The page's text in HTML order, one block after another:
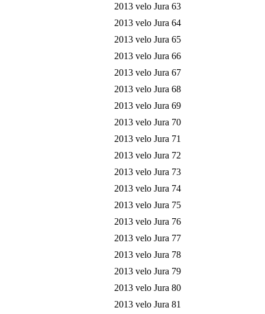
2013 velo Jura 63
2013 velo Jura 64
2013 velo Jura 65
2013 velo Jura 66
2013 velo Jura 67
2013 velo Jura 68
2013 velo Jura 69
2013 velo Jura 70
2013 velo Jura 71
2013 velo Jura 72
2013 velo Jura 73
2013 velo Jura 74
2013 velo Jura 75
2013 velo Jura 76
2013 velo Jura 77
2013 velo Jura 78
2013 velo Jura 79
2013 velo Jura 80
2013 velo Jura 81